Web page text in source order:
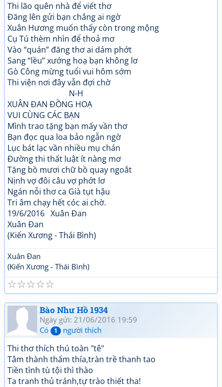
Thi lão quên nhà để viết thơ
Đăng lên gửi bạn chẳng ai ngờ
Xuân Hương muốn thấy còn trong mộng
Cụ Tú thèm nhìn để thoả mơ
Vào “quán” đăng thơ ai dám phớt
Sang “lều” xướng hoạ bạn không lơ
Gò Công mừng tuổi vui hôm sớm
Thi viện nơi đây vẫn đợi chờ
N-H
XUÂN ĐAN ĐỒNG HOẠ
VUI CÙNG CÁC BẠN
Mình trao tặng bạn mấy vần thơ
Bạn đọc qua loa bảo ngẫn ngờ
Lục bát lạc vần nhiều mụ chán
Đường thi thất luật ít nàng mơ
Tặng bồ mươi chữ bồ quay ngoắt
Nịnh vợ đôi câu vợ phớt lơ
Ngán nỗi thơ ca Già tụt hậu
Tri âm chạy hết cóc ai chờ.
19/6/2016 Xuân Đan
Xuân Đan
(Kiến Xương - Thái Bình)
Xuân Đan
(Kiến Xương - Thái Bình)
☆
☆
☆
☆
☆
Bào Như Hồ 1934
Ngày gửi: 21/06/2016 19:59
Có
1 người thích
Thi thơ thích thú toàn "tê"
Tâm thành thấm thía,tràn trề thanh tao
Tiền tình tù tội thì thào
Ta tranh thủ tránh,tự trào thiết tha!